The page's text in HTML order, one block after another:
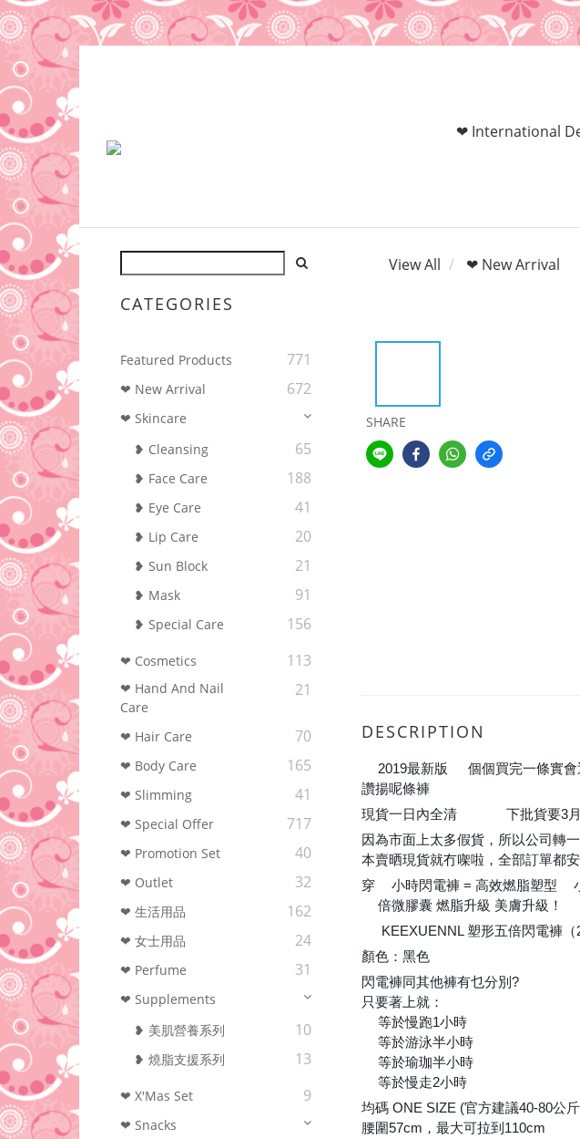
❤ International
CATEGORIES
Featured Products 771
❤ New Arrival 672
❤ Skincare
❥ Cleansing
65
❥ Face Care 188
❥ Eye Care 41
❥ Lip Care 20
❥ Sun Block 21
❥ Mask 91
❥ Special Care 156
❤ Cosmetics 113
❤ Hand And Nail
Care
21
❤ Hair Care 70
❤ Body Care 165
❤ Slimming 41
❤ Special Offer 717
❤ Promotion Set 40
❤ Outlet 32
❤ 生活用品 162
❤ 女士用品 24
❤ Perfume 31
❤ Supplements
❥ 美肌營養系列
10
❥ 燒脂支援系列 13
❤ X'Mas Set 9
❤ Snacks
View All ❤ New Arrival
SHARE
DESCRIPTION
2019最新版 個個買完一條實
讚揚呢條褲
現貨一日內全清
🙏🏻
下批貨要3
因為市面上太多假貨，所以公司轉
本賣晒現貨就冇㗎啦，全部訂單都
穿 1⃣小時閃電褲 = 高效燃脂塑型 5⃣
5⃣️倍微膠囊 燃脂升級 美膚升級！
KEEXUENNL 塑形五倍閃電褲（
顏色：黑色
閃電褲同其他褲有乜分別?
只要著上就：
⭕等於慢跑1小時
⭕等於游泳半小時
⭕等於瑜珈半小時
⭕等於慢走2小時
均碼 ONE SIZE (官方建議40-80公
腰圍57cm，最大可拉到110cm